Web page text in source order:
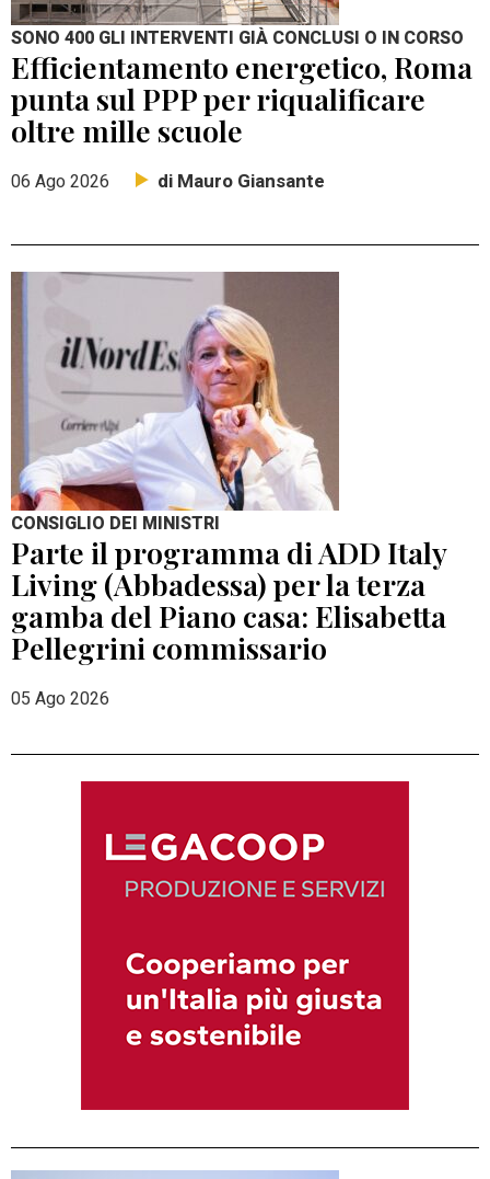
SONO 400 GLI INTERVENTI GIÀ CONCLUSI O IN CORSO
Efficientamento energetico, Roma
punta sul PPP per riqualificare
oltre mille scuole
06 Ago 2026 di Mauro Giansante
CONSIGLIO DEI MINISTRI
Parte il programma di ADD Italy
Living (Abbadessa) per la terza
gamba del Piano casa: Elisabetta
Pellegrini commissario
05 Ago 2026